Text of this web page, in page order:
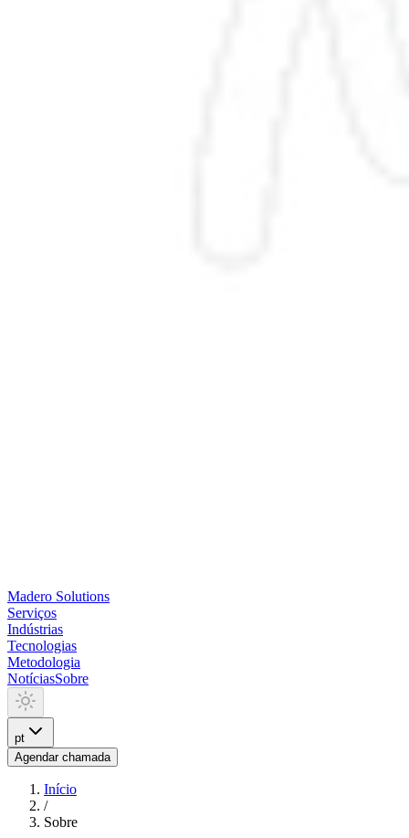
Madero Solutions
Serviços
Indústrias
Tecnologias
Metodologia
NotíciasSobre
pt
Agendar chamada
Início
/
Sobre